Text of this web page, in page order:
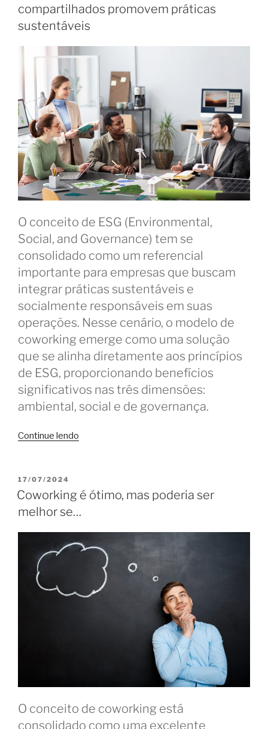
coworking”
compartilhados promovem práticas
sustentáveis
O conceito de ESG (Environmental,
Social, and Governance) tem se
consolidado como um referencial
importante para empresas que buscam
integrar práticas sustentáveis e
socialmente responsáveis em suas
operações. Nesse cenário, o modelo de
coworking emerge como uma solução
que se alinha diretamente aos princípios
de ESG, proporcionando benefícios
significativos nas três dimensões:
ambiental, social e de governança.
Continue lendo
espaços
práticas
sustentáveis”
PUBLICADO
EM
17/07/2024
Coworking é ótimo, mas poderia ser
melhor se…
O conceito de coworking está
consolidado como uma excelente